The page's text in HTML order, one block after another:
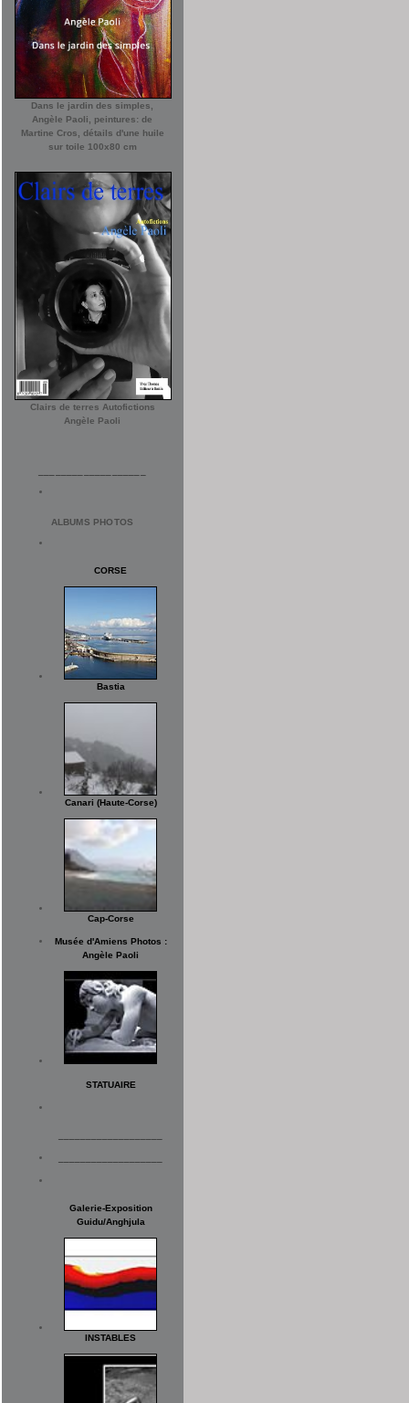
Dans le jardin des simples,
Angèle Paoli, peintures: de
Martine Cros, détails d'une huile
sur toile 100x80 cm
Clairs de terres Autofictions
Angèle Paoli
ALBUMS PHOTOS
CORSE
Bastia
Canari (Haute-Corse)
Cap-Corse
Musée d'Amiens Photos :
Angèle Paoli
STATUAIRE
Galerie-Exposition
Guidu/Anghjula
INSTABLES